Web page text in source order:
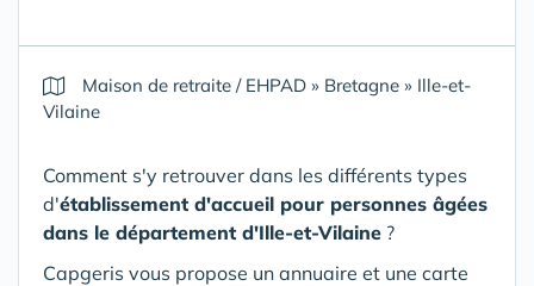
Maison de retraite / EHPAD » Bretagne » Ille-et-
Vilaine
Comment s'y retrouver dans les différents types
d'établissement d'accueil pour personnes âgées
dans le département d'Ille-et-Vilaine ?
Capgeris vous propose un annuaire et une carte